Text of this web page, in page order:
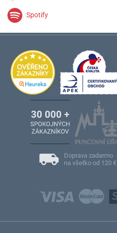
Spotify
Doprava zadarmo
na všetko od 120 €